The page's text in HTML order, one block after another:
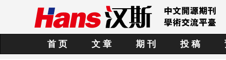
首 页 文 章 期 刊 投 稿